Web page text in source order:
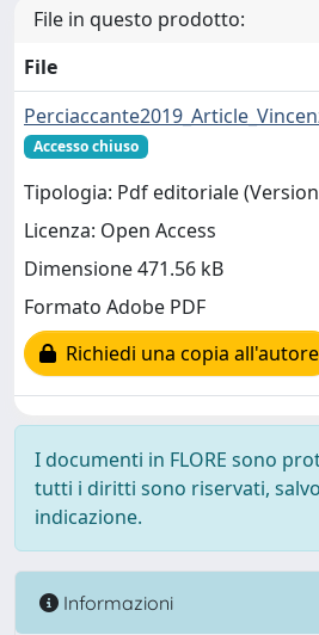
File in questo prodotto:
File
Accesso chiuso
Tipologia: Pdf editoriale
Licenza: Open Access
Dimensione 471.56 kB
Formato Adobe PDF
Richiedi una copia all'autore
I documenti in FLORE sono
tutti i diritti sono riservati,
indicazione.
Informazioni